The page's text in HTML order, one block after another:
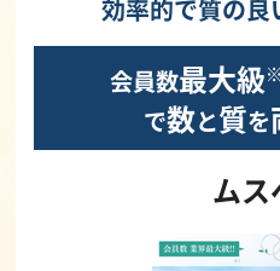
効率的で質の良
会員数最大級
で数と質を
ムス